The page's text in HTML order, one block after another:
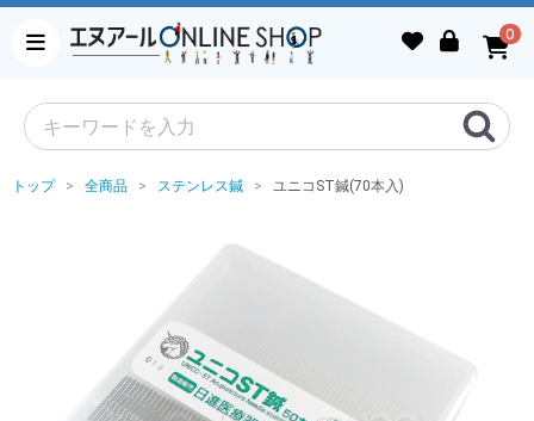
0
トップ 全商品 ステンレス鍼 ユニコST鍼(70本入)